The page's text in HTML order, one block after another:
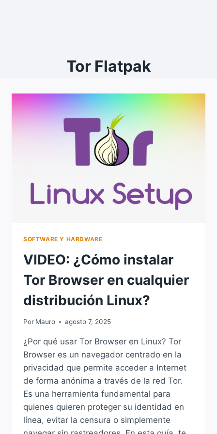
Tor Flatpak
SOFTWARE Y HARDWARE
VIDEO: ¿Cómo instalar
Tor Browser en cualquier
distribución Linux?
Por Mauro agosto 7, 2025
¿Por qué usar Tor Browser en Linux? Tor
Browser es un navegador centrado en la
privacidad que permite acceder a Internet
de forma anónima a través de la red Tor.
Es una herramienta fundamental para
quienes quieren proteger su identidad en
línea, evitar la censura o simplemente